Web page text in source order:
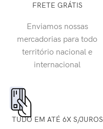
FRETE GRÁTIS
Enviamos nossas
mercadorias para todo
território nacional e
internacional
TUDO EM ATÉ 6X S/JUROS